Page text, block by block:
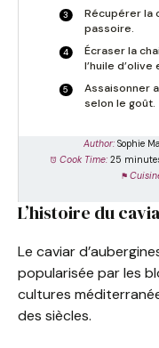
Récupérer la
passoire.
Écraser la
l’huile d’olive
Assaisonner
selon le goût.
Author: Sophie
Cook Time: 25
L’histoire du
Le caviar
popularisée par les
cultures
des siècles.